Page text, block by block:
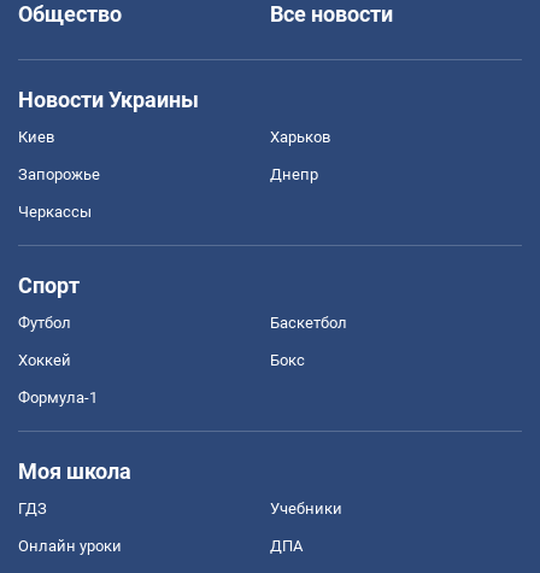
Общество
Все новости
Новости Украины
Киев Харьков
Запорожье Днепр
Черкассы
Спорт
Футбол Баскетбол
Хоккей Бокс
Формула-1
Моя школа
ГДЗ Учебники
Онлайн уроки ДПА